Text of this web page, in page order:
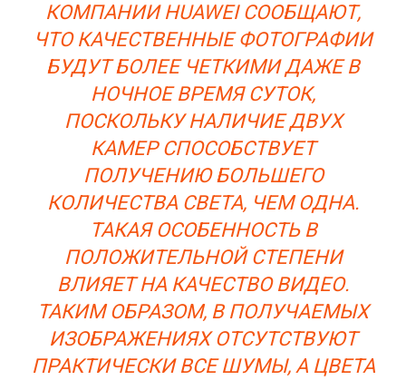
КОМПАНИИ HUAWEI СООБЩАЮТ,
ЧТО КАЧЕСТВЕННЫЕ ФОТОГРАФИИ
БУДУТ БОЛЕЕ ЧЕТКИМИ ДАЖЕ В
НОЧНОЕ ВРЕМЯ СУТОК,
ПОСКОЛЬКУ НАЛИЧИЕ ДВУХ
КАМЕР СПОСОБСТВУЕТ
ПОЛУЧЕНИЮ БОЛЬШЕГО
КОЛИЧЕСТВА СВЕТА, ЧЕМ ОДНА.
ТАКАЯ ОСОБЕННОСТЬ В
ПОЛОЖИТЕЛЬНОЙ СТЕПЕНИ
ВЛИЯЕТ НА КАЧЕСТВО ВИДЕО.
ТАКИМ ОБРАЗОМ, В ПОЛУЧАЕМЫХ
ИЗОБРАЖЕНИЯХ ОТСУТСТВУЮТ
ПРАКТИЧЕСКИ ВСЕ ШУМЫ, А ЦВЕТА